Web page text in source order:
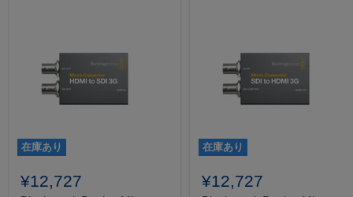
在庫あり
¥12,727
在庫あり
¥12,727